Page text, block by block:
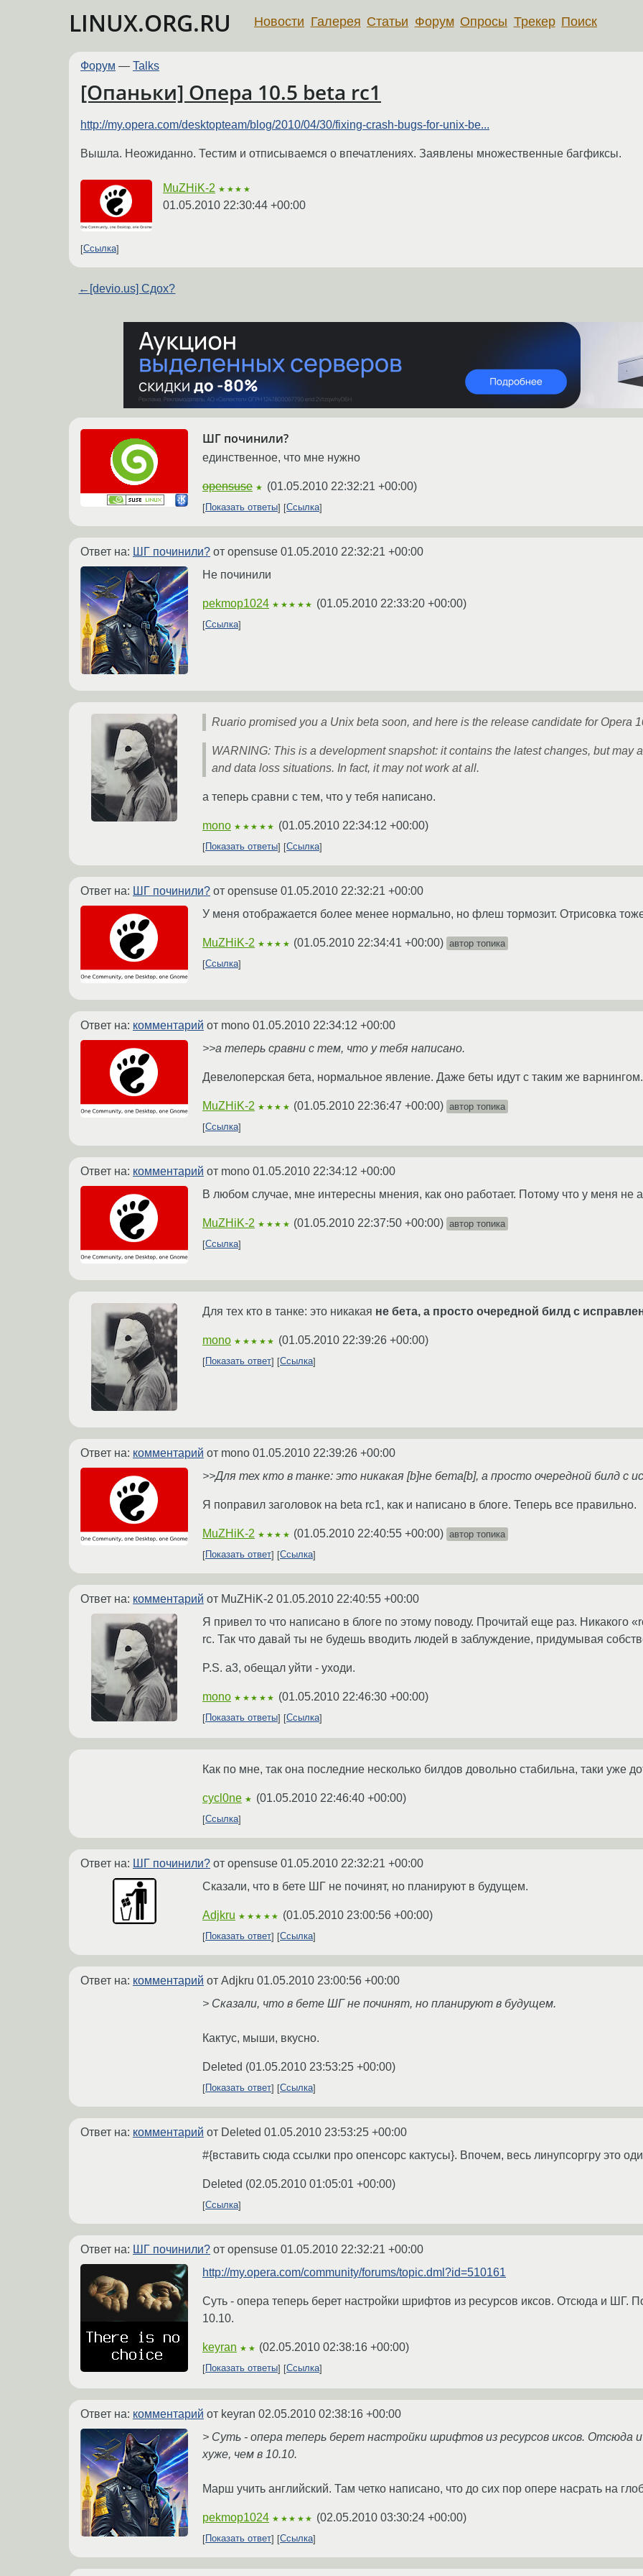
LINUX.ORG.RU Новости Галерея Статьи Форум Опросы Трекер Поиск
Форум — Talks
[Опаньки] Опера 10.5 beta rc1
http://my.opera.com/desktopteam/blog/2010/04/30/fixing-crash-bugs-for-unix-be...
Вышла. Неожиданно. Тестим и отписываемся о впечатлениях. Заявлены множественные багфиксы.
MuZHiK-2 ★★★★
01.05.2010 22:30:44 +00:00
Ссылка
← [devio.us] Сдох?
ШГ починили?
единственное, что мне нужно
opensuse ★ (01.05.2010 22:32:21 +00:00)
Показать ответы Ссылка
Ответ на: ШГ починили? от opensuse 01.05.2010 22:32:21 +00:00
Не починили
pekmop1024 ★★★★★ (01.05.2010 22:33:20 +00:00)
Ссылка
Ruario promised you a Unix beta soon, and here is the release candidate for Opera
WARNING: This is a development snapshot: it contains the latest changes, but may
and data loss situations. In fact, it may not work at all.
а теперь сравни с тем, что у тебя написано.
mono ★★★★★ (01.05.2010 22:34:12 +00:00)
Показать ответы Ссылка
Ответ на: ШГ починили? от opensuse 01.05.2010 22:32:21 +00:00
У меня отображается более менее нормально, но флеш тормозит. Отрисовка
MuZHiK-2 ★★★★ (01.05.2010 22:34:41 +00:00) автор топика
Ссылка
Ответ на: комментарий от mono 01.05.2010 22:34:12 +00:00
>>а теперь сравни с тем, что у тебя написано.
Девелоперская бета, нормальное явление. Даже беты идут с таким же варнингом.
MuZHiK-2 ★★★★ (01.05.2010 22:36:47 +00:00) автор топика
Ссылка
Ответ на: комментарий от mono 01.05.2010 22:34:12 +00:00
В любом случае, мне интересны мнения, как оно работает. Потому что у меня не
MuZHiK-2 ★★★★ (01.05.2010 22:37:50 +00:00) автор топика
Ссылка
Для тех кто в танке: это никакая не бета, а просто очередной билд с
mono ★★★★★ (01.05.2010 22:39:26 +00:00)
Показать ответ Ссылка
Ответ на: комментарий от mono 01.05.2010 22:39:26 +00:00
>>Для тех кто в танке: это никакая [b]не бета[b], а просто очередной билд с
Я поправил заголовок на beta rc1, как и написано в блоге. Теперь все правильно.
MuZHiK-2 ★★★★ (01.05.2010 22:40:55 +00:00) автор топика
Показать ответ
Ссылка
Ответ на: комментарий от MuZHiK-2 01.05.2010 22:40:55 +00:00
Я привел то что написано в блоге по этому поводу. Прочитай еще раз. Никакого
rc. Так что давай ты не будешь вводить людей в заблуждение, придумывая
P.S. a3, обещал уйти - уходи.
mono ★★★★★ (01.05.2010 22:46:30 +00:00)
Показать ответы Ссылка
Как по мне, так она последние несколько билдов довольно стабильна, таки уже
cycl0ne ★ (01.05.2010 22:46:40 +00:00)
Ссылка
Ответ на: ШГ починили? от opensuse 01.05.2010 22:32:21 +00:00
Сказали, что в бете ШГ не починят, но планируют в будущем.
Adjkru ★★★★★ (01.05.2010 23:00:56 +00:00)
Показать ответ Ссылка
Ответ на: комментарий от Adjkru 01.05.2010 23:00:56 +00:00
> Сказали, что в бете ШГ не починят, но планируют в будущем.
Кактус, мыши, вкусно.
Deleted (01.05.2010 23:53:25 +00:00)
Показать ответ Ссылка
Ответ на: комментарий от Deleted 01.05.2010 23:53:25 +00:00
#{вставить сюда ссылки про опенсорс кактусы}. Впочем, весь линупсоргру это
Deleted (02.05.2010 01:05:01 +00:00)
Ссылка
Ответ на: ШГ починили? от opensuse 01.05.2010 22:32:21 +00:00
http://my.opera.com/community/forums/topic.dml?id=510161
Суть - опера теперь берет настройки шрифтов из ресурсов иксов. Отсюда и ШГ.
10.10.
keyran ★★ (02.05.2010 02:38:16 +00:00)
Показать ответы Ссылка
Ответ на: комментарий от keyran 02.05.2010 02:38:16 +00:00
> Суть - опера теперь берет настройки шрифтов из ресурсов иксов. Отсюда
хуже, чем в 10.10.
Марш учить английский. Там четко написано, что до сих пор опере насрать на
pekmop1024 ★★★★★ (02.05.2010 03:30:24 +00:00)
Показать ответ Ссылка